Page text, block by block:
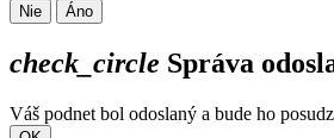
Nie Áno
check_circle Správa
Váš podnet bol odoslaný a bude ho